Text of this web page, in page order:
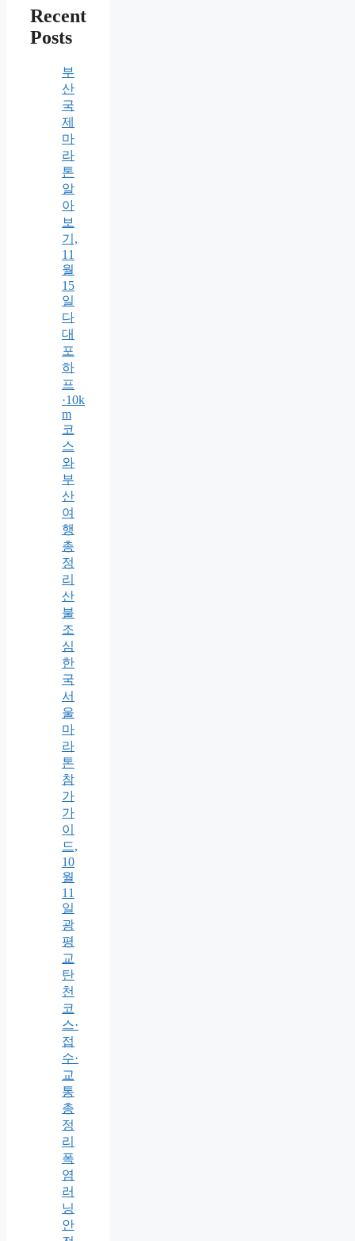
Recent
Posts
부
산
국
제
마
라
톤
알
아
보
기,
11
월
15
일
다
대
포
하
프
·10k
m
코
스
와
부
산
여
행
총
정
리
산
불
조
심
한
국
서
울
마
라
톤
참
가
가
이
드,
10
월
11
일
광
평
교
탄
천
코
스·
접
수·
교
통
총
정
리
폭
염
러
닝
안